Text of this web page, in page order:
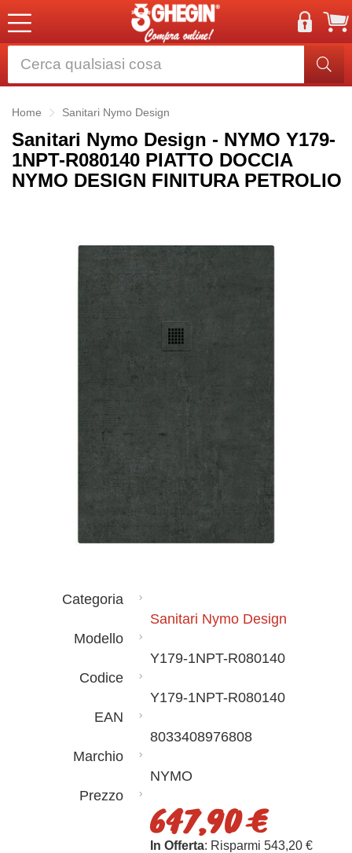
Home Sanitari Nymo Design
Sanitari Nymo Design - NYMO Y179-
1NPT-R080140 PIATTO DOCCIA
NYMO DESIGN FINITURA PETROLIO
Categoria
Sanitari Nymo Design
Modello
Y179-1NPT-R080140
Codice
Y179-1NPT-R080140
EAN
8033408976808
Marchio
NYMO
Prezzo
647,90 €
In Offerta: Risparmi 543,20 €